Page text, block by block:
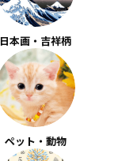
日本画・吉祥柄
ペット・動物